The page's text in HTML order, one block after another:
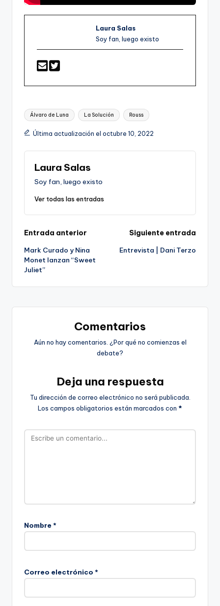
Laura Salas
Soy fan, luego existo
Etiquetas:
Álvaro de Luna La Solución Rouss
Última actualización el octubre 10, 2022
Laura Salas
Soy fan, luego existo
Ver todas las entradas
Navegación
de
entradas
Entrada anterior
Mark Curado y Nina
Monet lanzan “Sweet
Juliet”
Siguiente entrada
Entrevista | Dani Terzo
Comentarios
Aún no hay comentarios. ¿Por qué no comienzas el
debate?
Deja una respuesta
Tu dirección de correo electrónico no será publicada.
Los campos obligatorios están marcados con *
Nombre *
Correo electrónico *